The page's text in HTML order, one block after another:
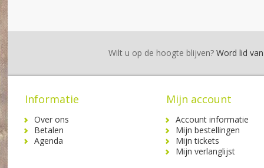
Wilt u op de hoogte blijven?Word lid
Informatie
Over ons
Betalen
Agenda
Mijn account
Account informatie
Mijn bestellingen
Mijn tickets
Mijn verlanglijst